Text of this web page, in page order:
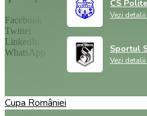
CS
Vezi
Sportul
Vezi
Cupa României
Facebook
Twitter
LinkedIn
WhatsApp